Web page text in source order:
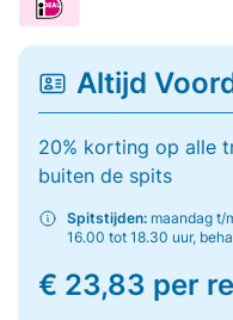
Altijd
20% korting op alle
buiten de spits
Spitstijden: maandag t/
16.00 tot 18.30 uur,
€ 23,83 per